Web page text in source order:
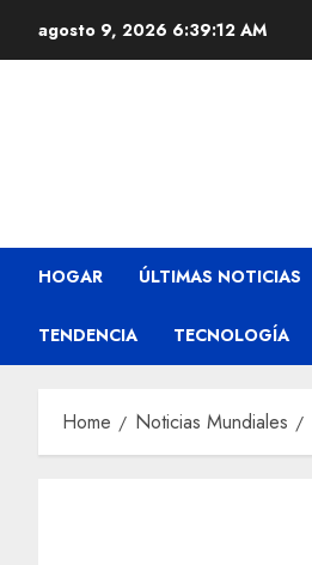
agosto 9, 2026 6:39:12 AM
HOGAR ÚLTIMAS NOTICIAS
TENDENCIA TECNOLOGÍA
Home Noticias Mundiales